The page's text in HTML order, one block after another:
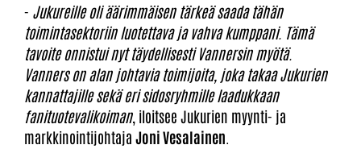
- Jukureille oli äärimmäisen tärkeä saada tähän
toimintasektoriin luotettava ja vahva kumppani. Tämä
tavoite onnistui nyt täydellisesti Vannersin myötä.
Vanners on alan johtavia toimijoita, joka takaa Jukurien
kannattajille sekä eri sidosryhmille laadukkaan
fanituotevalikoiman, iloitsee Jukurien myynti- ja
markkinointijohtaja Joni Vesalainen